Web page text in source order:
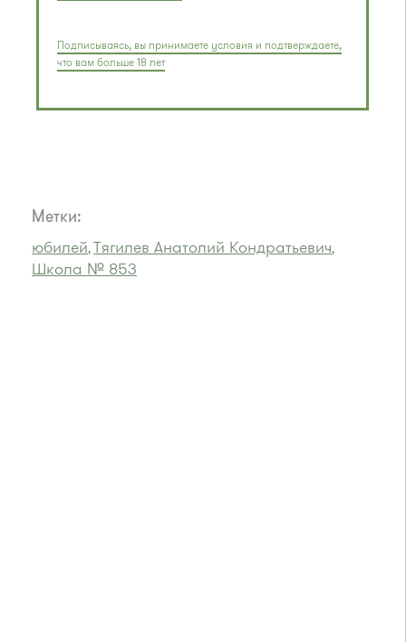
Подписываясь, вы принимаете условия и подтверждаете,
что вам больше 18 лет
Метки:
юбилей,Тягилев Анатолий Кондратьевич,
Школа № 853